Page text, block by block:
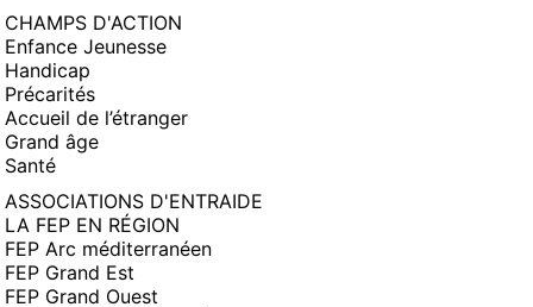
CHAMPS D'ACTION
Enfance Jeunesse
Handicap
Précarités
Accueil de l’étranger
Grand âge
Santé
ASSOCIATIONS D'ENTRAIDE
LA FEP EN RÉGION
FEP Arc méditerranéen
FEP Grand Est
FEP Grand Ouest